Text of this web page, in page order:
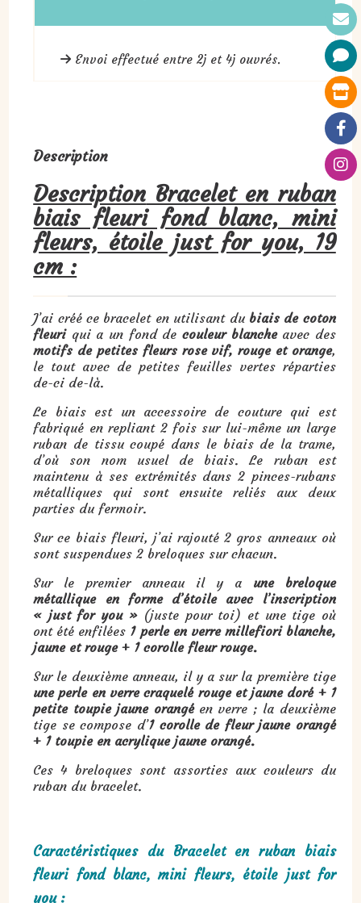
Envoi effectué entre 2j et 4j ouvrés.
Description
Description Bracelet en ruban
biais fleuri fond blanc, mini
fleurs, étoile just for you, 19
cm :
J’ai créé ce bracelet en utilisant du biais de coton
fleuriqui a un fond de couleur blancheavec des
motifs de petites fleurs rose vif, rouge et orange,
le tout avec de petites feuilles vertes réparties
de-ci de-là.
Le biais est un accessoire de couture qui est
fabriqué en repliant 2 fois sur lui-même un large
ruban de tissu coupé dans le biais de la trame,
d’où son nom usuel de biais. Le ruban est
maintenu à ses extrémités dans 2 pinces-rubans
métalliques qui sont ensuite reliés aux deux
parties du fermoir.
Sur ce biais fleuri, j’ai rajouté 2 gros anneaux où
sont suspendues 2 breloques sur chacun.
Sur le premier anneau il y a une breloque
métallique en forme d’étoile avec l’inscription
« just for you »(juste pour toi) et une tige où
ont été enfilées 1 perle en verre millefiori blanche,
jaune et rouge + 1 corolle fleur rouge.
Sur le deuxième anneau, il y a sur la première tige
une perle en verre craquelé rouge et jaune doré + 1
petite toupie jaune orangéen verre ; la deuxième
tige se compose d’1 corolle de fleur jaune orangé
+ 1 toupie en acrylique jaune orangé.
Ces 4 breloques sont assorties aux couleurs du
ruban du bracelet.
Caractéristiques du Bracelet en ruban biais
fleuri fond blanc, mini fleurs, étoile just for
you :